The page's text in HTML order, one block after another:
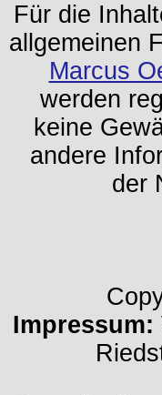
Für die
allgemeinen
Marcus
werden
keine
andere
der
Impressum: